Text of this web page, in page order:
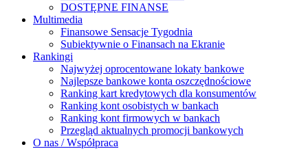
DOSTĘPNE FINANSE
Multimedia
Finansowe Sensacje Tygodnia
Subiektywnie o Finansach na Ekranie
Rankingi
Najwyżej oprocentowane lokaty bankowe
Najlepsze bankowe konta oszczędnościowe
Ranking kart kredytowych dla konsumentów
Ranking kont osobistych w bankach
Ranking kont firmowych w bankach
Przegląd aktualnych promocji bankowych
O nas / Współpraca